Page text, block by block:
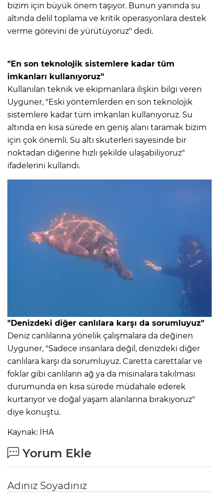
bizim için büyük önem taşıyor. Bunun yanında su
altında delil toplama ve kritik operasyonlara destek
verme görevini de yürütüyoruz" dedi.
"En son teknolojik sistemlere kadar tüm
imkanları kullanıyoruz"
Kullanılan teknik ve ekipmanlara ilişkin bilgi veren
Uyguner, "Eski yöntemlerden en son teknolojik
sistemlere kadar tüm imkanları kullanıyoruz. Su
altında en kısa sürede en geniş alanı taramak bizim
için çok önemli. Su altı skuterleri sayesinde bir
noktadan diğerine hızlı şekilde ulaşabiliyoruz"
ifadelerini kullandı.
"Denizdeki diğer canlılara karşı da sorumluyuz"
Deniz canlılarına yönelik çalışmalara da değinen
Uyguner, "Sadece insanlara değil, denizdeki diğer
canlılara karşı da sorumluyuz. Caretta carettalar ve
foklar gibi canlıların ağ ya da misinalara takılması
durumunda en kısa sürede müdahale ederek
kurtarıyor ve doğal yaşam alanlarına bırakıyoruz"
diye konuştu.
Kaynak: İHA
Yorum Ekle
Adınız Soyadınız